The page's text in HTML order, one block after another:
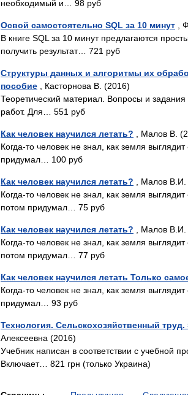
необходимый и… 98 руб
Освой самостоятельно SQL за 10 минут ,
В книге SQL за 10 минут предлагаются
получить результат… 721 руб
Структуры данных и алгоритмы их
пособие , Касторнова В. (2016)
Теоретический материал. Вопросы и
работ. Для… 551 руб
Как человек научился летать? , Малов В.
Когда-то человек не знал, как земля
придумал… 100 руб
Как человек научился летать? , Малов В.И.
Когда-то человек не знал, как земля
потом придумал… 75 руб
Как человек научился летать? , Малов В.И.
Когда-то человек не знал, как земля
потом придумал… 77 руб
Как человек научился летать Только
Когда-то человек не знал, как земля
придумал… 93 руб
Технология. Сельскохозяйственный труд.
Алексеевна (2016)
Учебник написан в соответствии с учебной
Включает… 821 грн (только Украина)